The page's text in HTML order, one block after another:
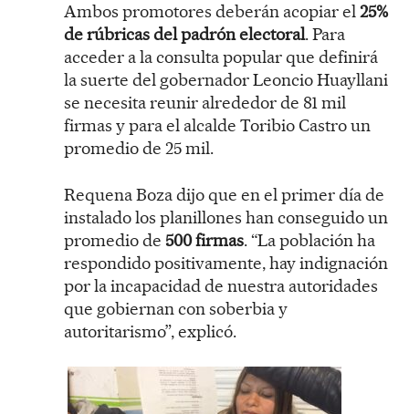
Ambos promotores deberán acopiar el25%
de rúbricas del padrón electoral. Para
acceder a la consulta popular que definirá
la suerte del gobernador Leoncio Huayllani
se necesita reunir alrededor de 81 mil
firmas y para el alcalde Toribio Castro un
promedio de 25 mil.
Requena Boza dijo que en el primer día de
instalado los planillones han conseguido un
promedio de 500 firmas. “La población ha
respondido positivamente, hay indignación
por la incapacidad de nuestra autoridades
que gobiernan con soberbia y
autoritarismo”, explicó.